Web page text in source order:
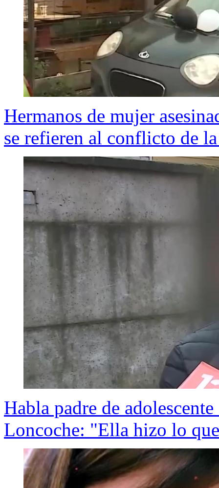
Hermanos de mujer
se refieren al conflicto de
Habla padre de
Loncoche: "Ella hizo lo